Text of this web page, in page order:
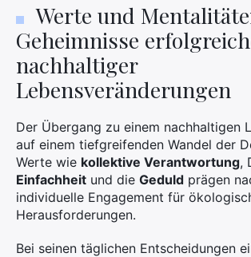
Werte und
Geheimnisse
nachhaltiger
Lebensveränderungen
Der Übergang zu einem nachhaltigen
auf einem tiefgreifenden Wandel der
Werte wie kollektive Verantwortung,
Einfachheit und die Geduld prägen
individuelle Engagement für
Herausforderungen.
Bei seinen täglichen Entscheidungen